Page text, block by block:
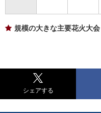
規模の大きな主要花火大会
シェアする